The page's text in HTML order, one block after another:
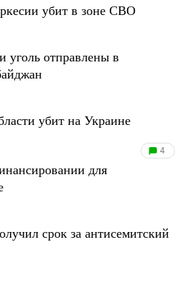
убит в зоне СВО
уголь отправлены в
убит на Украине
4
для
срок за антисемитский